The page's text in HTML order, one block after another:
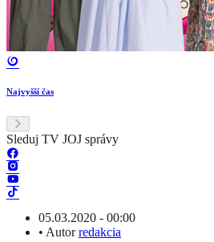
Najvyšší čas
Sleduj TV JOJ správy
05.03.2020 - 00:00
• Autorredakcia